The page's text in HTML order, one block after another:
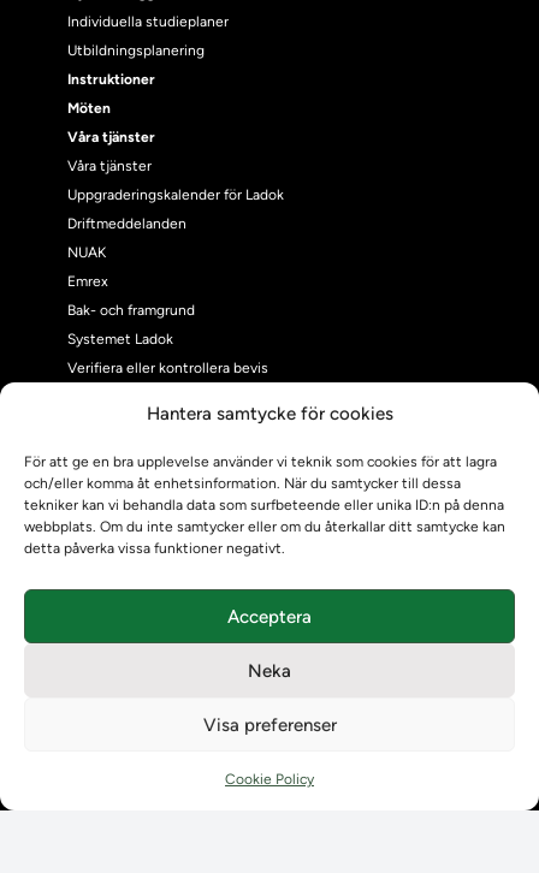
Hantera samtycke för cookies
För att ge en bra upplevelse använder vi teknik som cookies för att lagra
och/eller komma åt enhetsinformation. När du samtycker till dessa
tekniker kan vi behandla data som surfbeteende eller unika ID:n på denna
webbplats. Om du inte samtycker eller om du återkallar ditt samtycke kan
detta påverka vissa funktioner negativt.
Acceptera
Neka
Visa preferenser
Cookie Policy
Individuella studieplaner
Utbildningsplanering
Instruktioner
Möten
Våra tjänster
Våra tjänster
Uppgraderingskalender för Ladok
Driftmeddelanden
NUAK
Emrex
Bak- och framgrund
Systemet Ladok
Verifiera eller kontrollera bevis
Om oss
Om Ladokkonsortiet
Ladokkonsortiet internationellt
Vision, strategi och produktplan
Kontaktuppgifter för studenters Ladoksupport